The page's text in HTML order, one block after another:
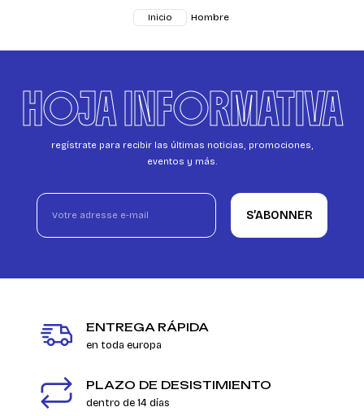
Inicio Hombre
HOJA INFORMATIVA
regístrate para recibir las últimas noticias, promociones,
eventos y más.
S’ABONNER
ENTREGA RÁPIDA
en toda europa
PLAZO DE DESISTIMIENTO
dentro de 14 días